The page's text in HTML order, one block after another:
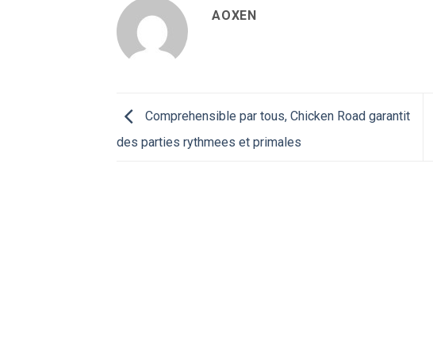
AOXEN
Comprehensible par tous, Chicken Road garantit
des parties rythmees et primales